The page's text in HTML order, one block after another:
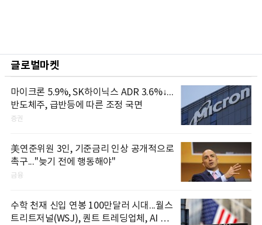
글로벌마켓
마이크론 5.9%, SK하이닉스 ADR 3.6%↓...
반도체주, 급반등에 따른 조정 국면
증권
美연준위원 3인, 기준금리 인상 공개적으로
촉구..."늦기 전에 행동해야"
금융
수학 천재 신입 연봉 100만달러 시대...월스
트리트저널(WSJ), 퀀트 트레딩업체, AI 기